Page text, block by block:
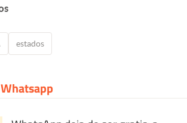
estados
Whatsapp